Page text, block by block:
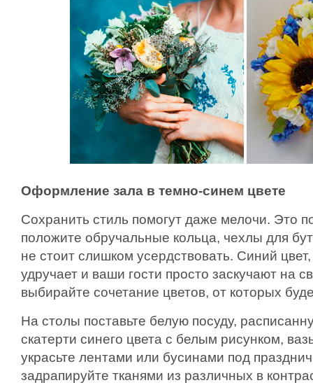
Оформление зала в темно-синем цвете
Сохранить стиль помогут даже мелочи. Это
положите обручальные кольца, чехлы для
не стоит слишком усердствовать. Синий
удручает и ваши гости просто заскучают на
выбирайте сочетание цветов, от которых
На столы поставьте белую посуду,
скатерти синего цвета с белым рисунком,
украсьте лентами или бусинами под
задрапируйте тканями из различных в